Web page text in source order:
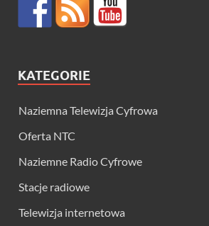
KATEGORIE
Naziemna Telewizja Cyfrowa
Oferta NTC
Naziemne Radio Cyfrowe
Stacje radiowe
Telewizja internetowa